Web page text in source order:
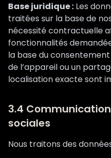
Base juridique : Les
traitées sur la base de
nécessité contractuelle
fonctionnalités
la base du
de l’appareil ou un
localisation exacte sont
3.4
sociales
Nous traitons des